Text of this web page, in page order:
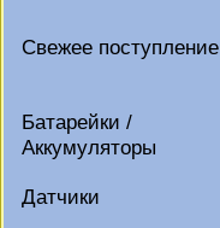
Свежее поступление
Батарейки /
Аккумуляторы
Датчики